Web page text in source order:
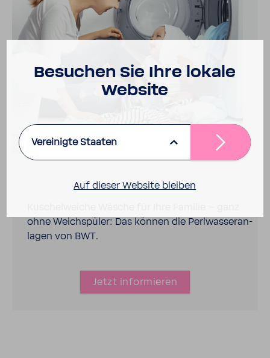
ohne Weich­spüler: Das können die Perl­was­ser­an­
lagen von BWT.
Jetzt infor­mieren
Besu­chen Sie Ihre lokale
Website
Vereinigte Staaten
Auf dieser Website bleiben